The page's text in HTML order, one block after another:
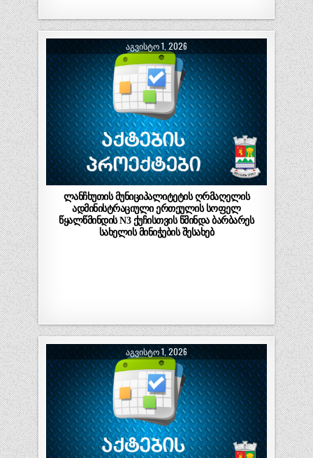
ᲐᲒᲕᲘᲡᲢᲝ 1, 2026
ლანჩხუთის მუნიციპალიტეტის ღრმაღელის
ადმინისტრაციული ერთეულის სოფელ
წყალწმინდის N3 ქუჩისთვის წმინდა ბარბარეს
სახელის მინიჭების შესახებ
ᲐᲒᲕᲘᲡᲢᲝ 1, 2026